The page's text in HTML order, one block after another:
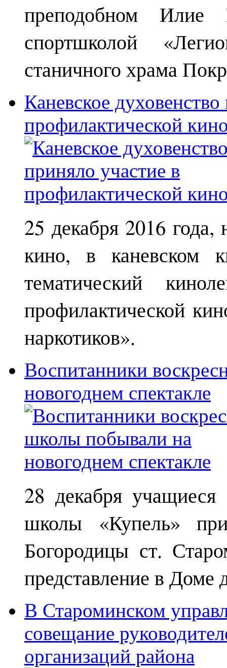
преподобном Илие
спортшколой
станичного храма
Каневское
профилактической
25 декабря 2016
кино, в каневском
тематический
профилактической
наркотиков».
Воспитанники
новогоднем спектакле
28 декабря
школы «Купель»
Богородицы ст.
представление в Доме
В Староминском
совещание
организаций района